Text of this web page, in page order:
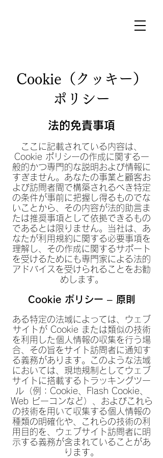
Cookie（クッキー）
ポリシー
法的免責事項
ここに記載されている内容は、
Cookie ポリシーの作成に関する一
般的かつ専門的な説明および情報に
すぎません。あなたの事業と顧客お
よび訪問者間で構築されるべき特定
の条件が事前に把握し得るものでな
いことから、その内容が法的助言ま
たは推奨事項として依拠できるもの
であるとは限りません。当社は、あ
なたが利用規約に関する必要事項を
理解し、その作成に関するサポート
を受けるためにも専門家による法的
アドバイスを受けられることをお勧
めします。
Cookie ポリシー – 原則
ある特定の法域によっては、ウェブ
サイトが Cookie または類似の技術
を利用した個人情報の収集を行う場
合、その旨をサイト訪問者に通知す
る義務があります。このような法域
においては、現地規制としてウェブ
サイトに搭載するトラッキングツー
ル（例：Cookie、Flash Cookie、
Web ビーコンなど）、およびこれら
の技術を用いて収集する個人情報の
種類の明確化や、これらの技術の利
用目的を、ウェブサイト訪問者に明
示する義務が含まれていることがあ
ります。